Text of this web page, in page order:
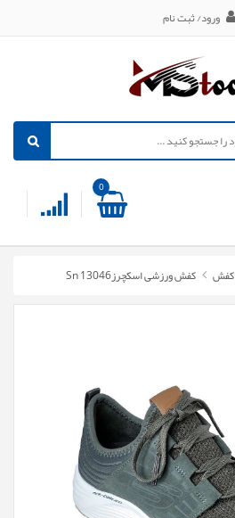
ورود/ ثبت نام
0
کفش کفش ورزشی اسکچرزSn 13046